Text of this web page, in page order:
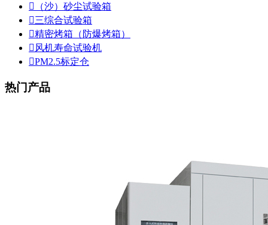

（沙）砂尘试验箱
三综合试验箱
精密烤箱（防爆烤箱）
 风机寿命试验机
PM2.5标定仓
热门产品